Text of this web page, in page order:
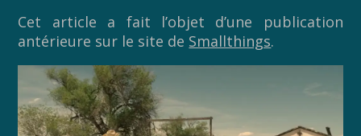
Cet article a fait l’objet d’une publication
antérieure sur le site de Smallthings.